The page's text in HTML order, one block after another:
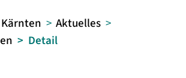
Aktuelles
Detail